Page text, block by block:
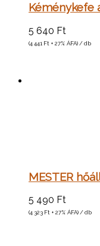
Kéménykefe
5 640 Ft
(4 441 Ft + 27% ÁFA) / db
MESTER
5 490 Ft
(4 323 Ft + 27% ÁFA) / db